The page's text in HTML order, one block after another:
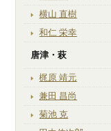
横山 直樹
和仁 栄幸
唐津・萩
梶原 靖元
兼田 昌尚
菊池 克